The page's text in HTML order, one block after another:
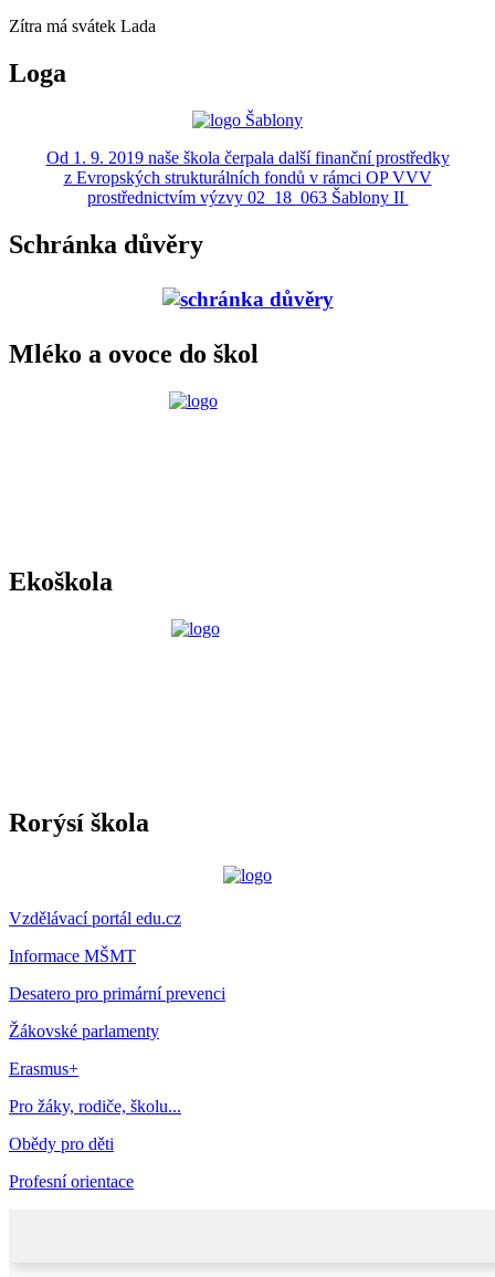
Zítra má svátek Lada
Loga
Od 1. 9. 2019 naše škola čerpala další finanční prostředky
z Evropských strukturálních fondů v rámci OP VVV
prostřednictvím výzvy 02_18_063 Šablony II
Schránka důvěry
Mléko a ovoce do škol
Ekoškola
Rorýsí škola
Vzdělávací portál edu.cz
Informace MŠMT
Desatero pro primární prevenci
Žákovské parlamenty
Erasmus+
Pro žáky, rodiče, školu...
Obědy pro děti
Profesní orientace